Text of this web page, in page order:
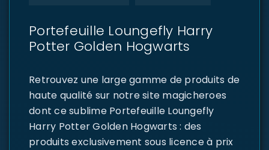
Portefeuille Loungefly Harry
Potter Golden Hogwarts
Retrouvez une large gamme de produits de
haute qualité sur notre site magicheroes
dont ce sublime Portefeuille Loungefly
Harry Potter Golden Hogwarts : des
produits exclusivement sous licence à prix